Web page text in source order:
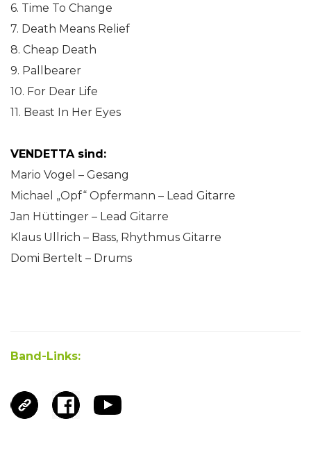
6. Time To Change
7. Death Means Relief
8. Cheap Death
9. Pallbearer
10. For Dear Life
11. Beast In Her Eyes
VENDETTA sind:
Mario Vogel – Gesang
Michael „Opf“ Opfermann – Lead Gitarre
Jan Hüttinger – Lead Gitarre
Klaus Ullrich – Bass, Rhythmus Gitarre
Domi Bertelt – Drums
Band-Links: